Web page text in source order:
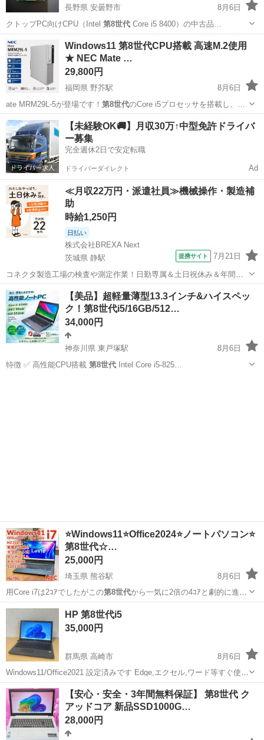
長野県 安曇野市
8月6日
クトップPC向けCPU（Intel 第8世代Core i5 8400）の中古品…
長野 PCパーツ 第8世代
Windows11 第8世代CPU搭載 高速M.2使用
★ NEC Mate …
29,800円
福岡県 野芥駅
8月6日
ate MRM29L-5が登場です！ 第8世代のCore i5プロセッサを搭載し、…
福岡 福岡市 野芥駅 デスクトップパソコン NEC
【未経験OK🚚】月収30万↑中型免許ドライバ
ー募集
完全週休2日で安定転職
ドライバーダイレクト Ad
≪月収22万円・派遣社員≫機械操作・製造補
助
時給1,250円
日払い
株式会社BREXA Next
茨城県 静駅
提携サイト 7月21日
コネクタ製造工場の検査や測定作業！日勤専属＆土日祝休み＆年間休
日128日★クリーンルーム内作業★マイカー通勤OK＆無料駐車場あり
★就業先食堂利用可！日払い制度あり！《茨城県常陸大宮市》 人気の
工場のお仕事 ◇コネクタ製造工...
茨城 常陸大宮市 静駅 その他
【美品】超軽量薄型13.3インチ&ハイスペッ
ク！第8世代i5/16GB/512…
34,000円
神奈川県 東戸塚駅
8月6日
特徴 ✅ 高性能CPU搭載 第8世代Intel Core i5-825…
⭐️Windows11⭐️Office2024⭐️ノートパソコン⭐️
第8世代☆…
25,000円
埼玉県 熊谷駅
8月6日
用Core i7は2ｺｱでしたがこの第8世代から一気に2倍の4ｺｱと劇的に進
化！…
埼玉 熊谷市 熊谷駅 ノートパソコン
HP 第8世代i5
35,000円
群馬県 高崎市
8月6日
Windows11/Office2021 設定済みです Edge,エクセル,ワード等すぐ使え
ます HP 250G7 15.6インチ CPU:Core i5-8265U メモリ:8GB
SSD:128...
群馬 高崎市 ノートパソコン Office
【安心・安全・3年間無料保証】 第8世代 ク
アッドコア 新品SSD1000G…
28,000円